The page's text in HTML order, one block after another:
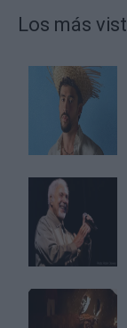
Los más